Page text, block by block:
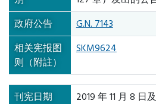
政府公告
G.N. 7143
相关宪报图
则（附註）
SKM9624
刊宪日期
2019 年 11 月 8 日